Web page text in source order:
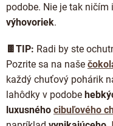
podobe. Nie je tak ničím
výhovoriek.
🍫TIP: Radi by ste
Pozrite sa na naše
každý chuťový pohárik
lahôdky v podobe
luxusného cibuľového